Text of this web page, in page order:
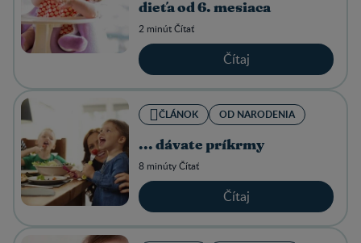
dieťa od 6. mesiaca
2 minút Čítať
Čítaj
ČLÁNOK OD NARODENIA
... dávate príkrmy
8 minúty Čítať
Čítaj